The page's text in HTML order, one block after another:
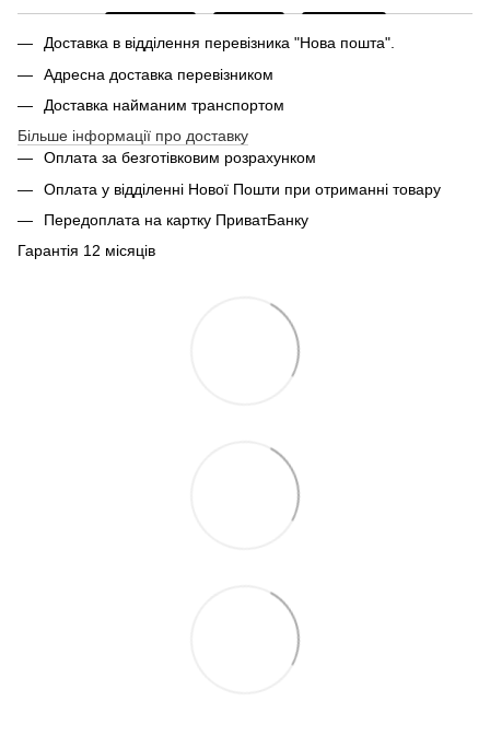
Доставка в відділення перевізника "Нова пошта".
Адресна доставка перевізником
Доставка найманим транспортом
Більше інформації про доставку
Оплата за безготівковим розрахунком
Оплата у відділенні Нової Пошти при отриманні товару
Передоплата на картку ПриватБанку
Гарантія 12 місяців